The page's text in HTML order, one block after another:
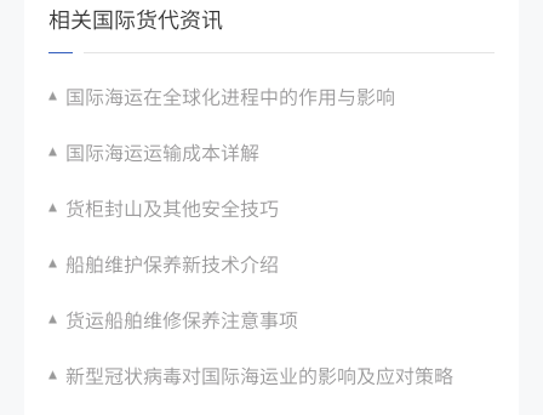
相关国际货代资讯
国际海运在全球化进程中的作用与影响
国际海运运输成本详解
货柜封山及其他安全技巧
船舶维护保养新技术介绍
货运船舶维修保养注意事项
新型冠状病毒对国际海运业的影响及应对策略